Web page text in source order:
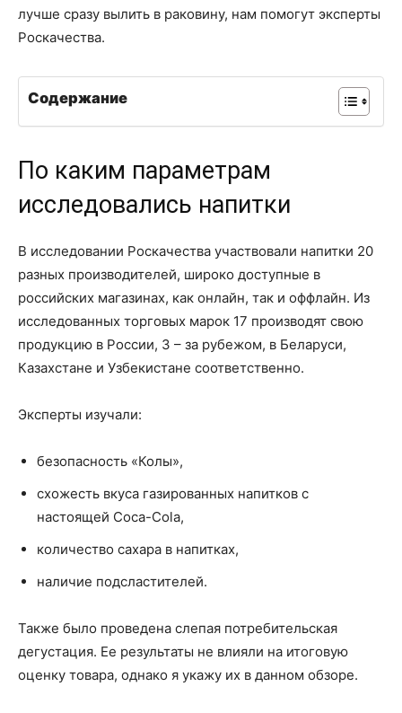
лучше сразу вылить в раковину, нам помогут эксперты
Роскачества.
Содержание
По каким параметрам
исследовались напитки
В исследовании Роскачества участвовали напитки 20
разных производителей, широко доступные в
российских магазинах, как онлайн, так и оффлайн. Из
исследованных торговых марок 17 производят свою
продукцию в России, 3 – за рубежом, в Беларуси,
Казахстане и Узбекистане соответственно.
Эксперты изучали:
безопасность «Колы»,
схожесть вкуса газированных напитков с
настоящей Coca-Cola,
количество сахара в напитках,
наличие подсластителей.
Также было проведена слепая потребительская
дегустация. Ее результаты не влияли на итоговую
оценку товара, однако я укажу их в данном обзоре.